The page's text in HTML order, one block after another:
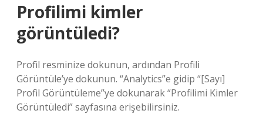
Profilimi kimler
görüntüledi?
Profil resminize dokunun, ardından Profili
Görüntüle’ye dokunun. “Analytics”e gidip “[Sayı]
Profil Görüntüleme”ye dokunarak “Profilimi Kimler
Görüntüledi” sayfasına erişebilirsiniz.